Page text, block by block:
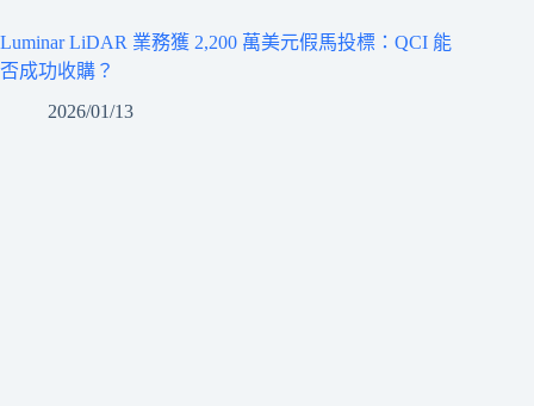
Luminar LiDAR 業務獲 2,200 萬美元假馬投標：QCI 能
否成功收購？
2026/01/13